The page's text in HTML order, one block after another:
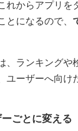
れからアプリを
とになるので、
、ランキングや
ユーザーへ向け
ごとに変える